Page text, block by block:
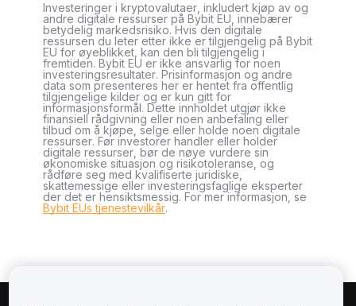
Investeringer i kryptovalutaer, inkludert kjøp av og
andre digitale ressurser på Bybit EU, innebærer
betydelig markedsrisiko. Hvis den digitale
ressursen du leter etter ikke er tilgjengelig på Bybit
EU for øyeblikket, kan den bli tilgjengelig i
fremtiden. Bybit EU er ikke ansvarlig for noen
investeringsresultater. Prisinformasjon og andre
data som presenteres her er hentet fra offentlig
tilgjengelige kilder og er kun gitt for
informasjonsformål. Dette innholdet utgjør ikke
finansiell rådgivning eller noen anbefaling eller
tilbud om å kjøpe, selge eller holde noen digitale
ressurser. Før investorer handler eller holder
digitale ressurser, bør de nøye vurdere sin
økonomiske situasjon og risikotoleranse, og
rådføre seg med kvalifiserte juridiske,
skattemessige eller investeringsfaglige eksperter
der det er hensiktsmessig. For mer informasjon, se
Bybit EUs tjenestevilkår.